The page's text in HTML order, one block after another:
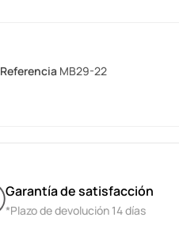
Referencia MB29-22
Garantía de satisfacción
*Plazo de devolución 14 días